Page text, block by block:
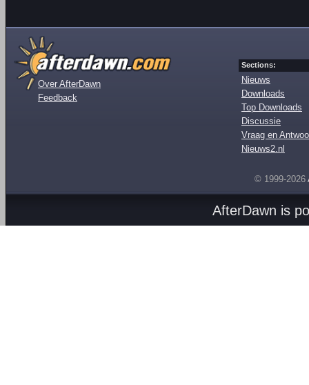
Over AfterDawn
Feedback
Sections:
Nieuws
Downloads
Top Downloads
Discussie
Vraag en
Nieuws2.nl
© 1999-2026
AfterDawn is